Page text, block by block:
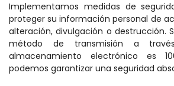
Implementamos medidas de
proteger su información personal de
alteración, divulgación o destrucción.
método de transmisión a
almacenamiento electrónico es
podemos garantizar una seguridad